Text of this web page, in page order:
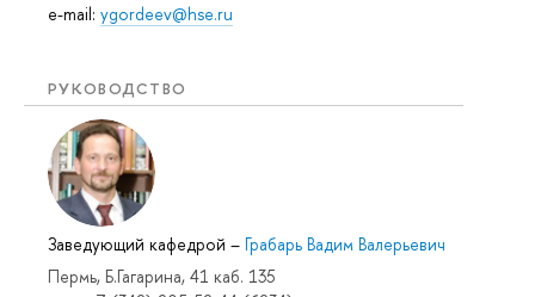
e-mail: ygordeev@hse.ru
РУКОВОДСТВО
Заведующий кафедрой – Грабарь Вадим Валерьевич
Пермь, Б.Гагарина, 41 каб. 135